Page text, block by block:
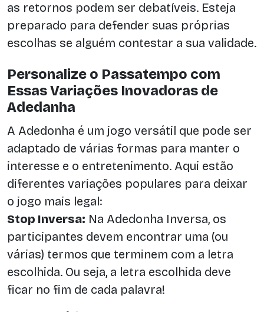
as retornos podem ser debatíveis. Esteja
preparado para defender suas próprias
escolhas se alguém contestar a sua validade.
Personalize o Passatempo com
Essas Variações Inovadoras de
Adedanha
A Adedonha é um jogo versátil que pode ser
adaptado de várias formas para manter o
interesse e o entretenimento. Aqui estão
diferentes variações populares para deixar
o jogo mais legal:
Stop Inversa: Na Adedonha Inversa, os
participantes devem encontrar uma (ou
várias) termos que terminem com a letra
escolhida. Ou seja, a letra escolhida deve
ficar no fim de cada palavra!